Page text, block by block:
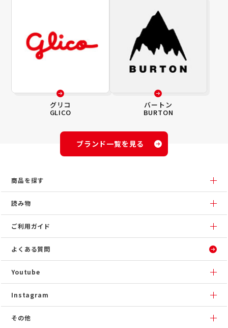
グリコ
GLICO
バートン
BURTON
ブランド一覧を見る
商品を探す
読み物
ご利用ガイド
よくある質問
Youtube
Instagram
その他